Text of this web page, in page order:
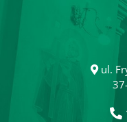
ul.